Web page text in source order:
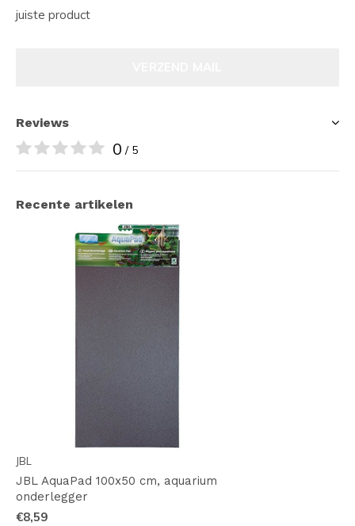
juiste product
Reviews
0 / 5
Recente artikelen
JBL
JBL AquaPad 100x50 cm, aquarium
onderlegger
€8,59